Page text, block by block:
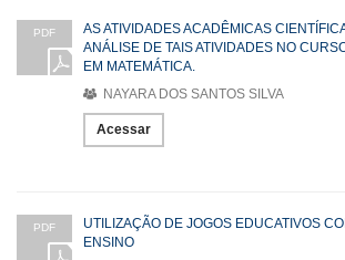
PDF
AS ATIVIDADES ACADÊMICAS
ANÁLISE DE TAIS ATIVIDADES NO
EM MATEMÁTICA.
NAYARA DOS SANTOS SILVA
Acessar
PDF
UTILIZAÇÃO DE JOGOS EDUCATIVOS
ENSINO